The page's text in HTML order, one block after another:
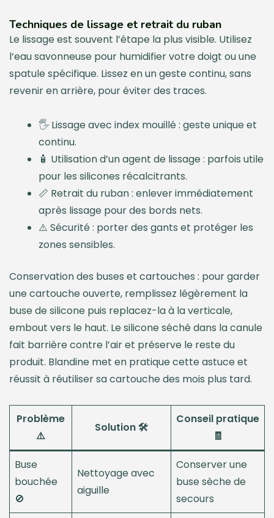
Techniques de lissage et retrait du ruban
Le lissage est souvent l’étape la plus visible. Utilisez
l’eau savonneuse pour humidifier votre doigt ou une
spatule spécifique. Lissez en un geste continu, sans
revenir en arrière, pour éviter des traces.
🖐️ Lissage avec index mouillé : geste unique et
continu.
🧴 Utilisation d’un agent de lissage : parfois utile
pour les silicones récalcitrants.
📏 Retrait du ruban : enlever immédiatement
après lissage pour des bords nets.
⚠️ Sécurité : porter des gants et protéger les
zones sensibles.
Conservation des buses et cartouches : pour garder
une cartouche ouverte, remplissez légèrement la
buse de silicone puis replacez-la à la verticale,
embout vers le haut. Le silicone séché dans la canule
fait barrière contre l’air et préserve le reste du
produit. Blandine met en pratique cette astuce et
réussit à réutiliser sa cartouche des mois plus tard.
Problème
⚠️
Solution 🛠️
Conseil pratique
🧾
Buse
bouchée
🚫
Nettoyage avec
aiguille
Conserver une
buse sèche de
secours